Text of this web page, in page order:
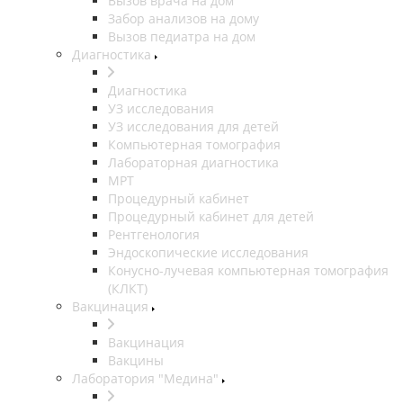
Забор анализов на дому
Вызов педиатра на дом
Диагностика
Диагностика
УЗ исследования
УЗ исследования для детей
Компьютерная томография
Лабораторная диагностика
МРТ
Процедурный кабинет
Процедурный кабинет для детей
Рентгенология
Эндоскопические исследования
Конусно-лучевая компьютерная томография
(КЛКТ)
Вакцинация
Вакцинация
Вакцины
Лаборатория "Медина"